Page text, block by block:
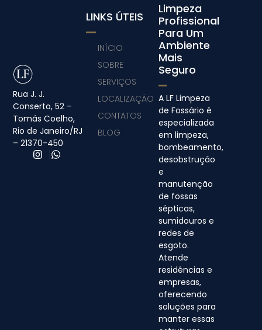
Rua J. J.
Conserto, 52 –
Tomás Coelho,
Rio de Janeiro/RJ
– 21370-450
Limpeza
Profissional
Para Um
Ambiente
Mais
Seguro
A LF Limpeza
de Fossário é
especializada
em limpeza,
bombeamento,
desobstrução
e
manutenção
de fossas
sépticas,
sumidouros e
redes de
esgoto.
Atende
residências e
empresas,
oferecendo
soluções para
manter essas
LINKS ÚTEIS
INÍCIO
SOBRE
SERVIÇOS
LOCALIZAÇÃO
CONTATOS
BLOG